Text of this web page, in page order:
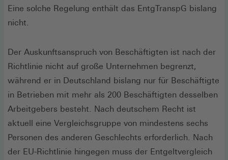
Eine solche Regelung enthält das EntgTranspG bislang
nicht.
Der Auskunftsanspruch von Beschäftigten ist nach der
Richtlinie nicht auf große Unternehmen begrenzt,
während er in Deutschland bislang nur für Beschäftigte
in Betrieben mit mehr als 200 Beschäftigten desselben
Arbeitgebers besteht. Nach deutschem Recht ist
aktuell eine Vergleichsgruppe von mindestens sechs
Personen des anderen Geschlechts erforderlich. Nach
der EU-Richtlinie hingegen muss der Entgeltvergleich